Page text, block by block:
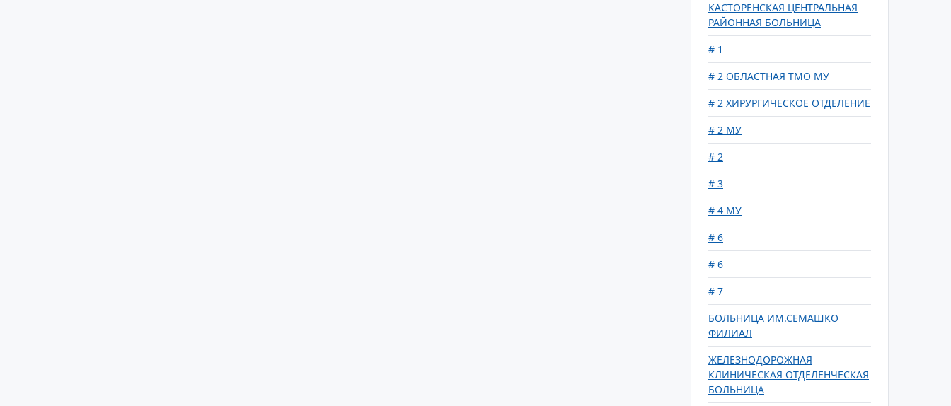
КАСТОРЕНСКАЯ ЦЕНТРАЛЬНАЯ
РАЙОННАЯ БОЛЬНИЦА
# 1
# 2 ОБЛАСТНАЯ ТМО МУ
# 2 ХИРУРГИЧЕСКОЕ ОТДЕЛЕНИЕ
# 2 МУ
# 2
# 3
# 4 МУ
# 6
# 6
# 7
БОЛЬНИЦА ИМ.СЕМАШКО
ФИЛИАЛ
ЖЕЛЕЗНОДОРОЖНАЯ
КЛИНИЧЕСКАЯ ОТДЕЛЕНЧЕСКАЯ
БОЛЬНИЦА